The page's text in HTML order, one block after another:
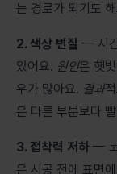
는 경로가 되기도
2. 색상 변질 — 시
있어요. 원인은 햇
우가 많아요. 결과
은 다른 부분보다
3. 접착력 저하 — 코
은 시공 전에 표면